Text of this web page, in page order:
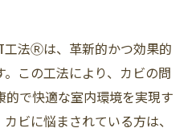
工法Ⓡは、革新的かつ効果的
この工法により、カビの問
で快適な室内環境を実現す
ビに悩まされている方は、